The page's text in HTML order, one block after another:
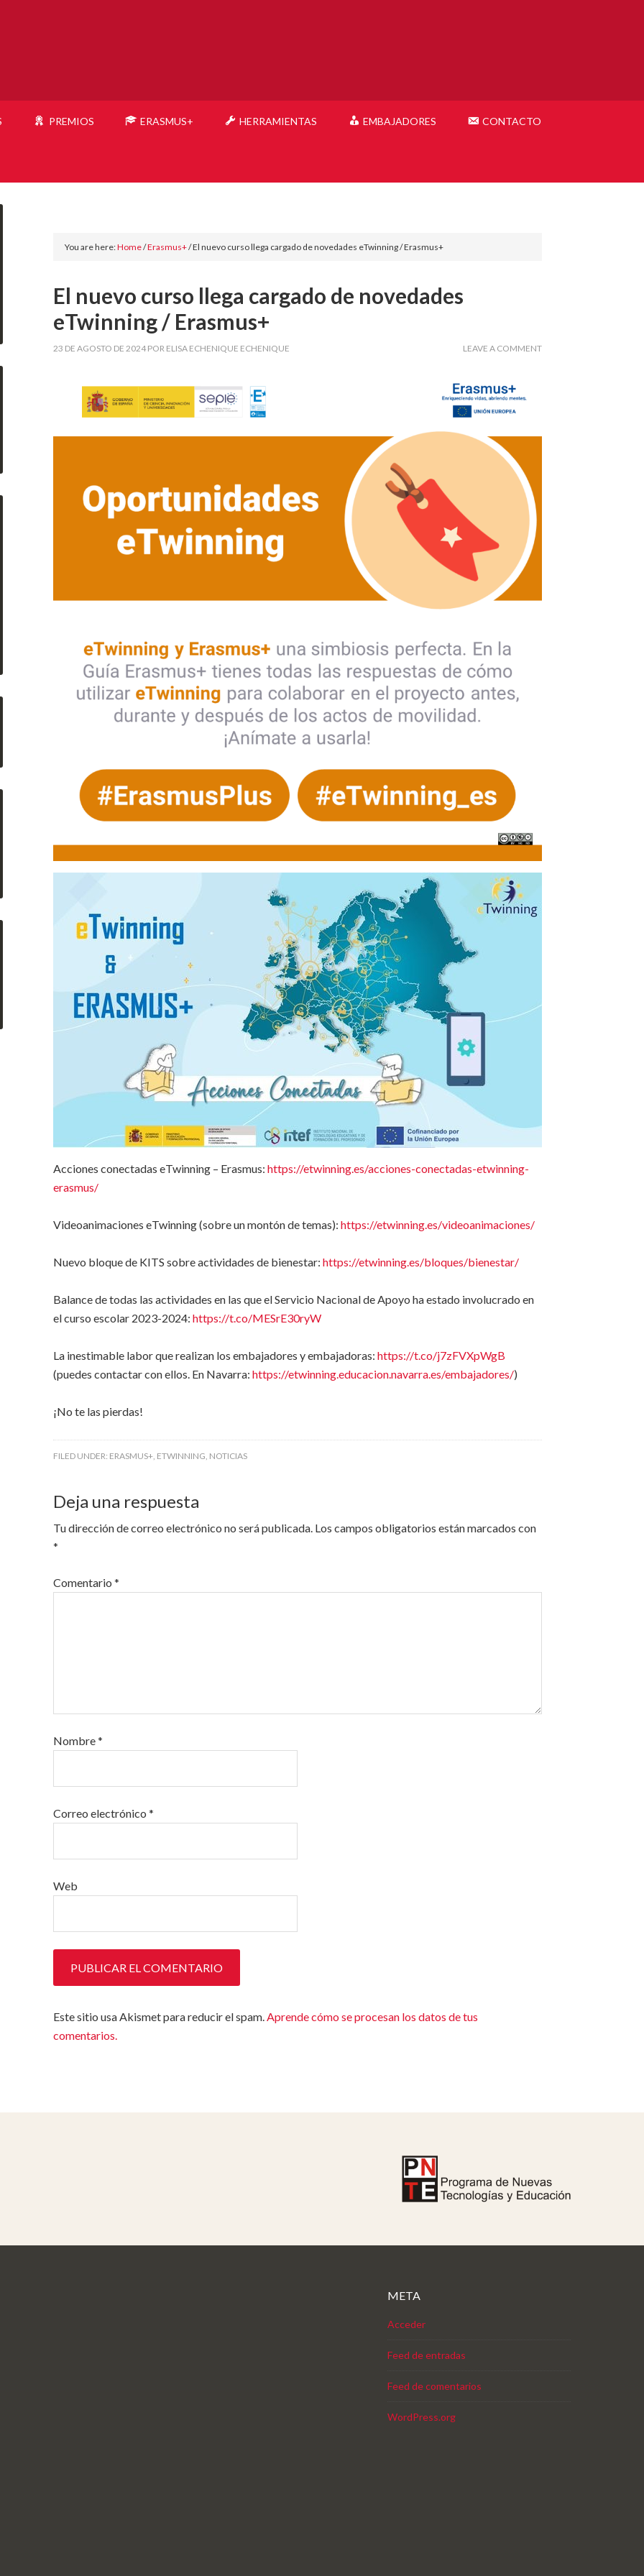
PREMIOS ERASMUS+ HERRAMIENTAS EMBAJADORES CONTACTO
You are here:Home/Erasmus+/El nuevo curso llega cargado de novedades eTwinning / Erasmus+
El nuevo curso llega cargado de novedades
eTwinning / Erasmus+
23 DE AGOSTO DE 2024 POR ELISA ECHENIQUE ECHENIQUE LEAVE A COMMENT
Acciones conectadas eTwinning – Erasmus: https://etwinning.es/acciones-conectadas-etwinning-
erasmus/
Videoanimaciones eTwinning (sobre un montón de temas): https://etwinning.es/videoanimaciones/
Nuevo bloque de KITS sobre actividades de bienestar: https://etwinning.es/bloques/bienestar/
Balance de todas las actividades en las que el Servicio Nacional de Apoyo ha estado involucrado en
el curso escolar 2023-2024: https://t.co/MESrE30ryW
La inestimable labor que realizan los embajadores y embajadoras: https://t.co/j7zFVXpWgB
(puedes contactar con ellos. En Navarra: https://etwinning.educacion.navarra.es/embajadores/)
¡No te las pierdas!
FILED UNDER: ERASMUS+, ETWINNING, NOTICIAS
Deja una respuesta
Tu dirección de correo electrónico no será publicada. Los campos obligatorios están marcados con
*
Comentario *
Nombre*
Correo electrónico *
Web
Este sitio usa Akismet para reducir el spam.Aprende cómo se procesan los datos de tus
comentarios.
META
Acceder
Feed de entradas
Feed de comentarios
WordPress.org